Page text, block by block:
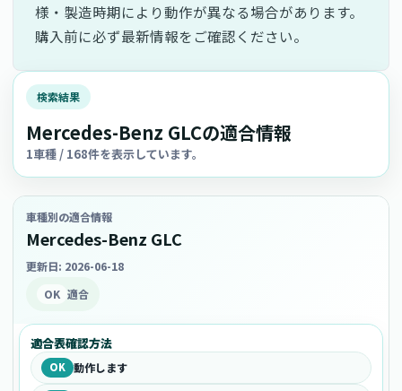
様・製造時期により動作が異なる場合があります。
購入前に必ず最新情報をご確認ください。
検索結果
Mercedes-Benz GLCの適合情報
1車種 / 168件を表示しています。
車種別の適合情報
Mercedes-Benz GLC
更新日: 2026-06-18
OK 適合
適合表確認方法
OK 動作します